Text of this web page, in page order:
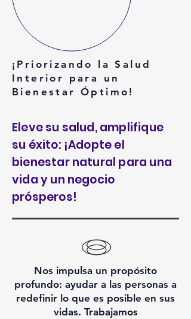
¡Priorizando la Salud
Interior para un
Bienestar Óptimo!
Eleve su salud, amplifique
su éxito: ¡Adopte el
bienestar natural para una
vida y un negocio
prósperos!
Nos impulsa un propósito
profundo: ayudar a las personas a
redefinir lo que es posible en sus
vidas. Trabajamos